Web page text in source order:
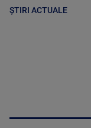
ȘTIRI ACTUALE